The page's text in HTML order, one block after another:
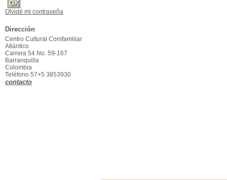
Olvidé mi contraseña
Dirección
Centro Cultural Comfamiliar
Atlántico
Carrera 54 No. 59-167
Barranquilla
Colombia
Teléfono 57+5 3853930
contacto